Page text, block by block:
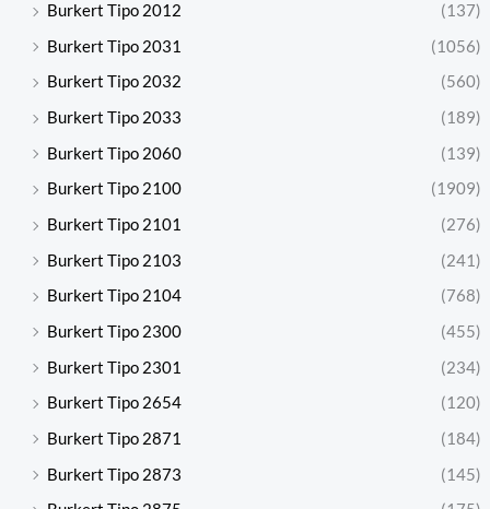
Burkert Tipo 2012
(137)
Burkert Tipo 2031
(1056)
Burkert Tipo 2032
(560)
Burkert Tipo 2033
(189)
Burkert Tipo 2060
(139)
Burkert Tipo 2100
(1909)
Burkert Tipo 2101
(276)
Burkert Tipo 2103
(241)
Burkert Tipo 2104
(768)
Burkert Tipo 2300
(455)
Burkert Tipo 2301
(234)
Burkert Tipo 2654
(120)
Burkert Tipo 2871
(184)
Burkert Tipo 2873
(145)